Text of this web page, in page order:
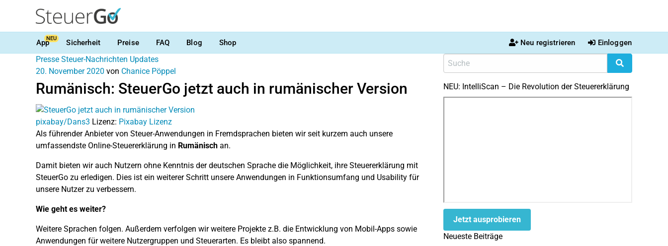
AppNEU Sicherheit Preise FAQ Blog Shop Neu registrieren Einloggen
Presse Steuer-Nachrichten Updates
20. November 2020 von Chanice Pöppel
Rumänisch: SteuerGo jetzt auch in rumänischer Version
pixabay/Dans3 Lizenz: Pixabay Lizenz
Als führender Anbieter von Steuer-Anwendungen in Fremdsprachen bieten wir seit kurzem auch unsere
umfassendste Online-Steuererklärung in Rumänisch an.
Damit bieten wir auch Nutzern ohne Kenntnis der deutschen Sprache die Möglichkeit, ihre Steuererklärung mit
SteuerGo zu erledigen. Dies ist ein weiterer Schritt unsere Anwendungen in Funktionsumfang und Usability für
unsere Nutzer zu verbessern.
Wie geht es weiter?
Weitere Sprachen folgen. Außerdem verfolgen wir weitere Projekte z.B. die Entwicklung von Mobil-Apps sowie
Anwendungen für weitere Nutzergruppen und Steuerarten. Es bleibt also spannend.
NEU: IntelliScan – Die Revolution der Steuererklärung
Jetzt ausprobieren
Neueste Beiträge